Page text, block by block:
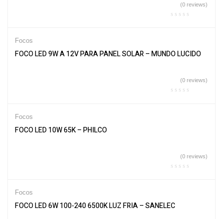
(0 reviews)
Focos
FOCO LED 9W A 12V PARA PANEL SOLAR – MUNDO LUCIDO
(0 reviews)
Focos
FOCO LED 10W 65K – PHILCO
(0 reviews)
Focos
FOCO LED 6W 100-240 6500K LUZ FRIA – SANELEC